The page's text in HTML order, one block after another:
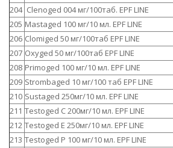
204 Clenoged 004 мг/100таб. EPF LINE
205 Mastaged 100 мг/10 мл. EPF LINE
206 Clomiged 50 мг/100таб EPF LINE
207 Oxyged 50 мг/100таб EPF LINE
208 Primoged 100 мг/10 мл. EPF LINE
209 Strombaged 10 мг/100 таб EPF LINE
210 Sustaged 250мг/10 мл. EPF LINE
211 Testoged C 200мг/10 мл. EPF LINE
212 Testoged E 250мг/10 мл. EPF LINE
213 Testoged P 100 мг/10 мл. EPF LINE